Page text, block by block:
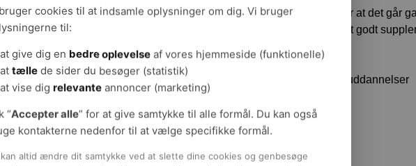
ser du 5 små film, som viser nogle af de situationer, hvor risikoen for at det går
med forflytninger. De beskriver
standardsituationer og kan være et godt
. Brug videoerne for eksempel:
I forflytningsundervisningen enten på arbejdspladsen eller på kurser og uddannelser
På personalemøder, hvor I har forflytningstemaet på
tværfaglige team for at få fx fælles sprog om forflytning
hvor det nu passer bedst ind.
cookies til at indsamle oplysninger om dig. Vi bruger
til:
at give dig en bedre oplevelse af vores hjemmeside (funktionelle)
at tælle de sider du besøger (statistik)
at vise dig relevante annoncer (marketing)
“Accepter alle” for at give samtykke til alle formål. Du kan også
kontakterne nedenfor til at vælge specifikke formål.
kan altid ændre dit samtykke ved at slette dine cookies og genbesøge